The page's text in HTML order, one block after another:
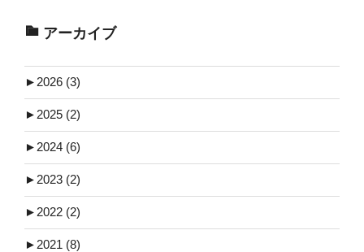
アーカイブ
► 2026 (3)
► 2025 (2)
► 2024 (6)
► 2023 (2)
► 2022 (2)
► 2021 (8)